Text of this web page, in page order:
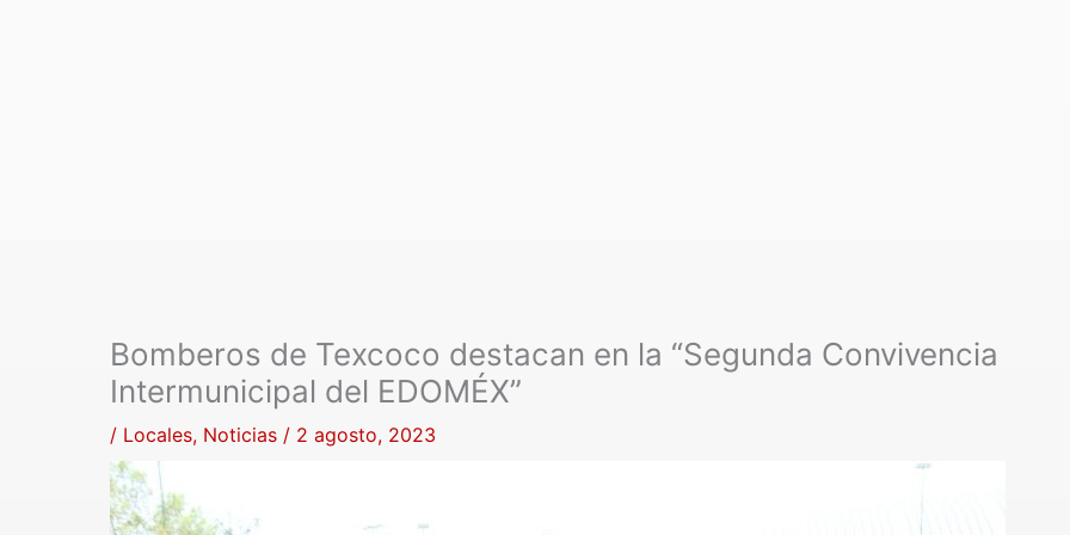
Bomberos de Texcoco destacan en la “Segunda Convivencia
Intermunicipal del EDOMÉX”
/ Locales, Noticias / 2 agosto, 2023